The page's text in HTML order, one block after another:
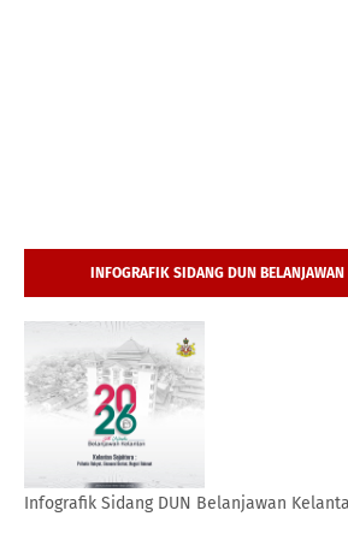
INFOGRAFIK SIDANG DUN
Infografik Sidang DUN Belanjawan